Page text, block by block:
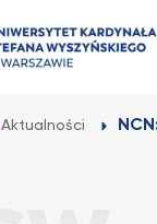
Aktualności